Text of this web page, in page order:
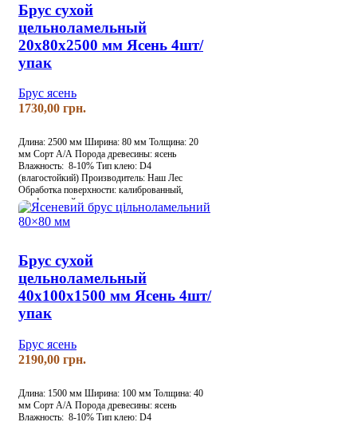
Брус сухой
цельноламельный
20х80х2500 мм Ясень 4шт/
упак
Брус ясень
грн.
Длина: 2500 мм Ширина: 80 мм Толщина: 20
мм Сорт А/А Порода древесины: ясень
Влажность: 8-10% Тип клею: D4
(влагостойкий) Производитель: Наш Лес
Обработка поверхности: калиброванный,
шлифованный
Брус сухой
цельноламельный
40х100х1500 мм Ясень 4шт/
упак
Брус ясень
грн.
Длина: 1500 мм Ширина: 100 мм Толщина: 40
мм Сорт А/А Порода древесины: ясень
Влажность: 8-10% Тип клею: D4